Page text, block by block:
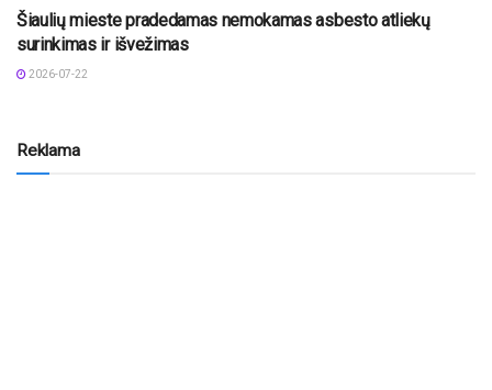
Šiaulių mieste pradedamas nemokamas asbesto atliekų
surinkimas ir išvežimas
2026-07-22
Reklama